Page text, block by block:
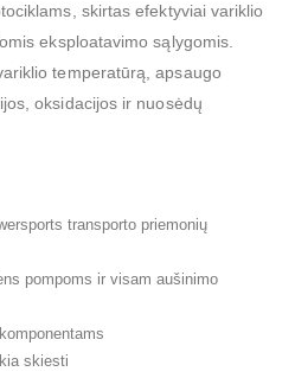
skirtas efektyviai variklio
eksploatavimo sąlygomis.
temperatūrą, apsaugo
oksidacijos ir nuosėdų
transporto priemonių
pompoms ir visam aušinimo
skiesti